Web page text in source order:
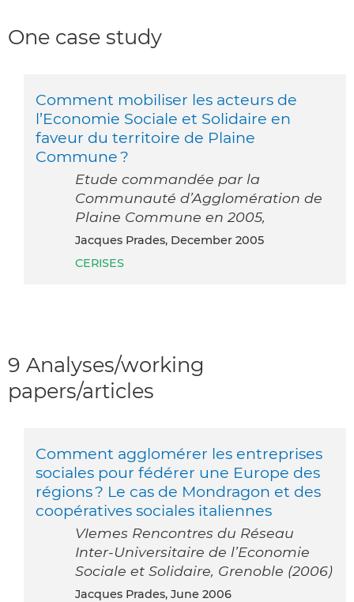
One case study
Comment mobiliser les acteurs de
l’Economie Sociale et Solidaire en
faveur du territoire de Plaine
Commune ?
Etude commandée par la
Communauté d’Agglomération de
Plaine Commune en 2005,
Jacques Prades, December 2005
CERISES
9 Analyses/working
papers/articles
Comment agglomérer les entreprises
sociales pour fédérer une Europe des
régions ? Le cas de Mondragon et des
coopératives sociales italiennes
VIemes Rencontres du Réseau
Inter-Universitaire de l’Economie
Sociale et Solidaire, Grenoble (2006)
Jacques Prades, June 2006